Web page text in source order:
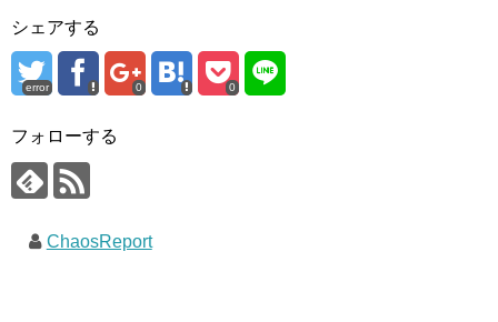
シェアする
error 0 0
フォローする
ChaosReport